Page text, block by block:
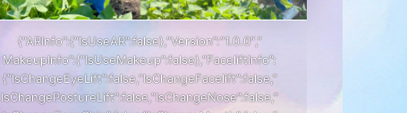
{“ARInfo”:{“IsUseAR”:false},”Version”:”1.0.0″,”
MakeupInfo”:{“IsUseMakeup”:false},”FaceliftInfo”:
{“IsChangeEyeLift”:false,”IsChangeFacelift”:false,”
IsChangePostureLift”:false,”IsChangeNose”:false,”